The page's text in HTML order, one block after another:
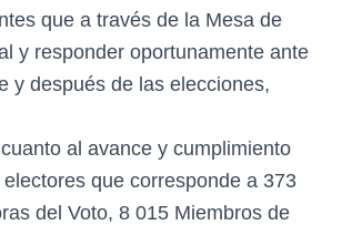
que a través de la Mesa de
y responder oportunamente ante
y después de las elecciones,
al avance y cumplimiento
que corresponde a 373
del Voto, 8 015 Miembros de